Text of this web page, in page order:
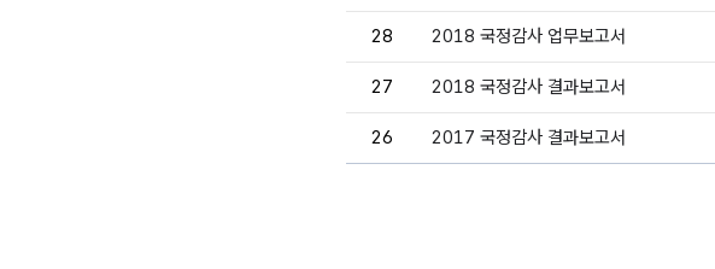
28 2018 국정감사 업무보고서
27 2018 국정감사 결과보고서
26 2017 국정감사 결과보고서